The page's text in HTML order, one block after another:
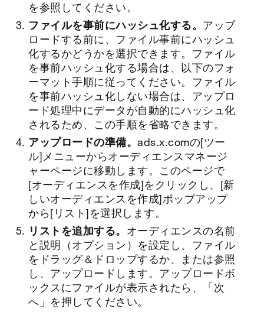
を参照してください。
ファイルを事前にハッシュ化する。 アップ
ロードする前に、ファイル事前にハッシュ
化するかどうかを選択できます。ファイル
を事前ハッシュ化する場合は、以下のフォ
ーマット手順に従ってください。ファイル
を事前ハッシュ化しない場合は、アップロ
ード処理中にデータが自動的にハッシュ化
されるため、この手順を省略できます。
アップロードの準備。 ads.x.comの[ツー
ル]メニューからオーディエンスマネージ
ャーページに移動します。このページで
[オーディエンスを作成]をクリックし、[新
しいオーディエンスを作成]ポップアップ
から[リスト]を選択します。
リストを追加する。 オーディエンスの名前
と説明（オプション）を設定し、ファイル
をドラッグ＆ドロップするか、または参照
し、アップロードします。アップロードボ
ックスにファイルが表示されたら、「次
へ」を押してください。